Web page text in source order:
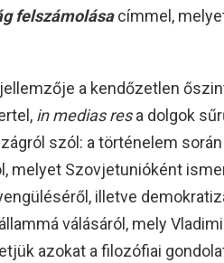
felszámolásacímmel,
a kendőzetlen
in medias resa dolgok
szól: a történelem
melyet Szovjetunióként
illetve
válásáról, mely
azokat a filozófiai